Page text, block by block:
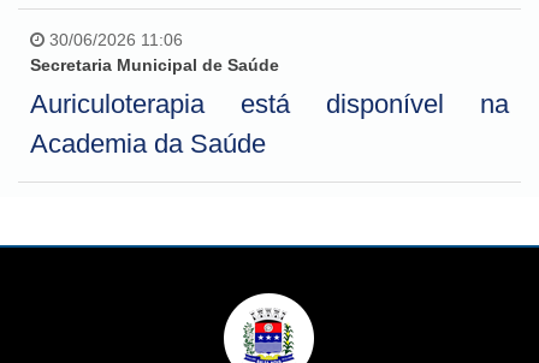
30/06/2026 11:06
Secretaria Municipal de Saúde
Auriculoterapia está disponível na
Academia da Saúde